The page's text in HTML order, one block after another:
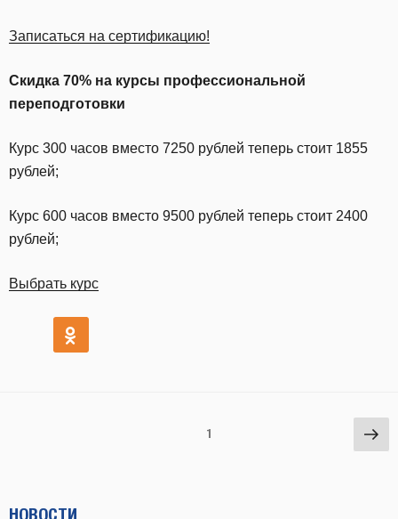
Записаться на сертификацию!
Скидка 70% на курсы профессиональной
переподготовки
Курс 300 часов вместо 7250 рублей теперь стоит 1855
рублей;
Курс 600 часов вместо 9500 рублей теперь стоит 2400
рублей;
Выбрать курс
1
НОВОСТИ